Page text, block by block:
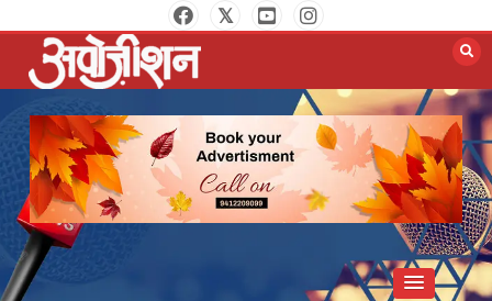
to
content
Opposition Digital